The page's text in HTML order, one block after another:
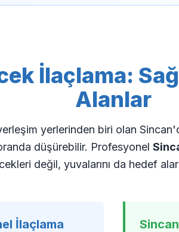
İlaçlama:
Alanlar
yerlerinden biri olan
düşürebilir. Profesyonel
değil, yuvalarını da hedef
İlaçlama